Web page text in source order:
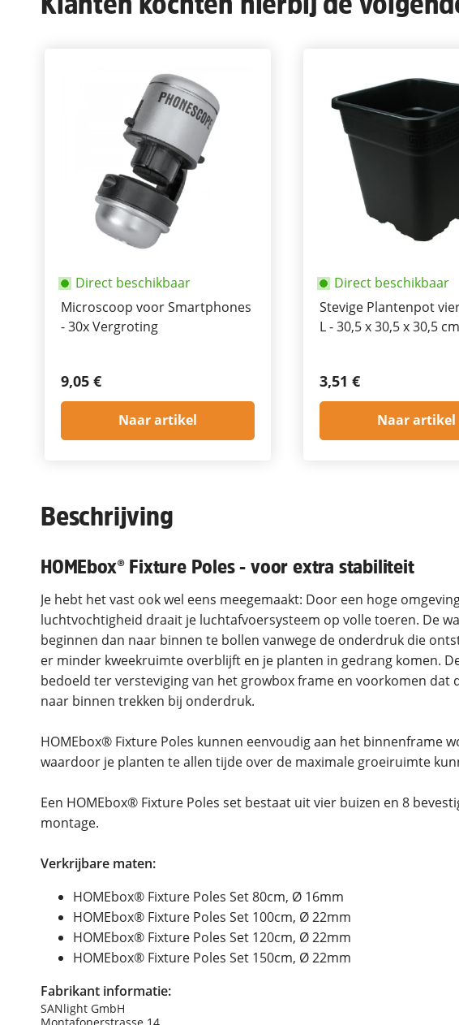
Direct beschikbaar
Microscoop voor Smartphones
- 30x Vergroting
9,05 €
Naar artikel
Direct beschikbaar
Stevige Plantenpot
L - 30,5 x 30,5 x 30,5 cm
3,51 €
Naar artikel
Beschrijving
HOMEbox® Fixture Poles - voor extra stabiliteit
Je hebt het vast ook wel eens meegemaakt: Door een hoge
luchtvochtigheid draait je luchtafvoersysteem op volle toeren. De
beginnen dan naar binnen te bollen vanwege de onderdruk die
er minder kweekruimte overblijft en je planten in gedrang komen.
bedoeld ter versteviging van het growbox frame en voorkomen dat
naar binnen trekken bij onderdruk.
HOMEbox® Fixture Poles kunnen eenvoudig aan het binnenframe
waardoor je planten te allen tijde over de maximale groeiruimte
Een HOMEbox® Fixture Poles set bestaat uit vier buizen en 8
montage.
Verkrijbare maten:
HOMEbox® Fixture Poles Set 80cm, Ø 16mm
HOMEbox® Fixture Poles Set 100cm, Ø 22mm
HOMEbox® Fixture Poles Set 120cm, Ø 22mm
HOMEbox® Fixture Poles Set 150cm, Ø 22mm
Fabrikant informatie:
SANlight GmbH
Montafonerstrasse 14